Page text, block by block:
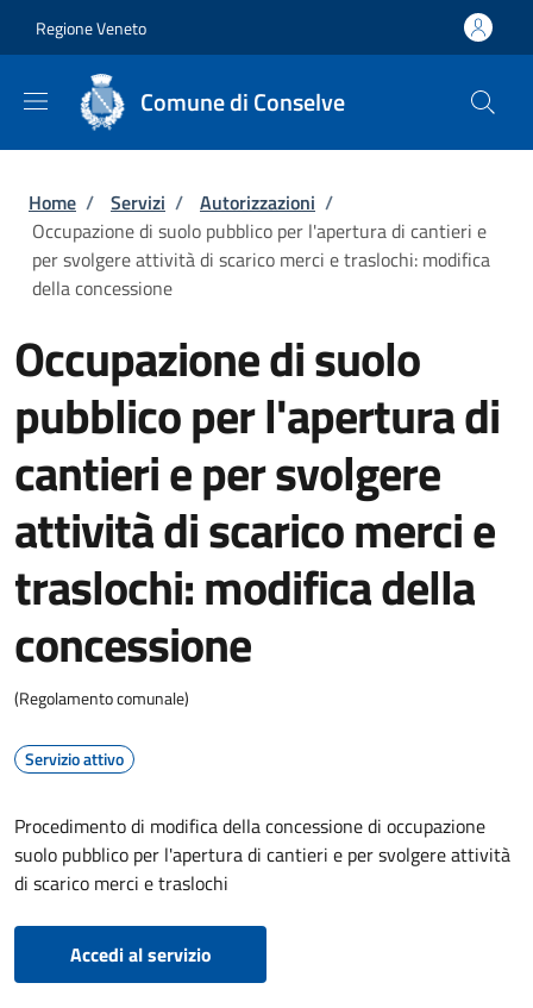
Regione Veneto
Comune di Conselve
Briciole di pane
Home / Servizi / Autorizzazioni /
Occupazione di suolo pubblico per l'apertura di cantieri e
per svolgere attività di scarico merci e traslochi: modifica
della concessione
Occupazione di suolo
pubblico per l'apertura di
cantieri e per svolgere
attività di scarico merci e
traslochi: modifica della
concessione
(Regolamento comunale)
Servizio attivo
Procedimento di modifica della concessione di occupazione
suolo pubblico per l'apertura di cantieri e per svolgere attività
di scarico merci e traslochi
Accedi al servizio